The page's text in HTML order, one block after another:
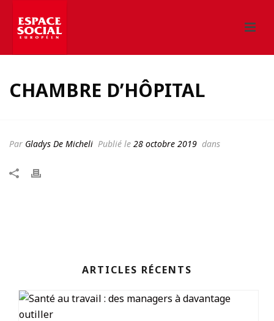
CHAMBRE D’HÔPITAL
Par Gladys De Micheli Publié le 28 octobre 2019 dans
ARTICLES RÉCENTS